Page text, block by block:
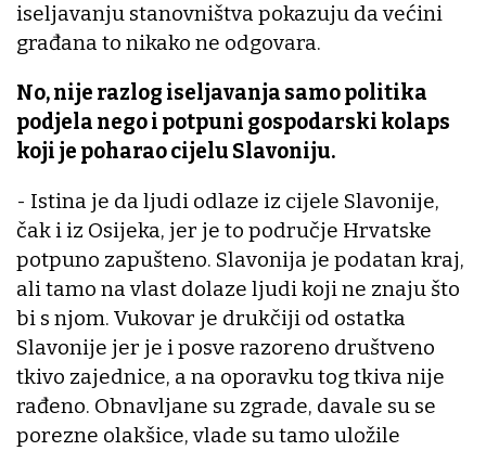
iseljavanju stanovništva pokazuju da većini
građana to nikako ne odgovara.
No, nije razlog iseljavanja samo politika
podjela nego i potpuni gospodarski kolaps
koji je poharao cijelu Slavoniju.
- Istina je da ljudi odlaze iz cijele Slavonije,
čak i iz Osijeka, jer je to područje Hrvatske
potpuno zapušteno. Slavonija je podatan kraj,
ali tamo na vlast dolaze ljudi koji ne znaju što
bi s njom. Vukovar je drukčiji od ostatka
Slavonije jer je i posve razoreno društveno
tkivo zajednice, a na oporavku tog tkiva nije
rađeno. Obnavljane su zgrade, davale su se
porezne olakšice, vlade su tamo uložile